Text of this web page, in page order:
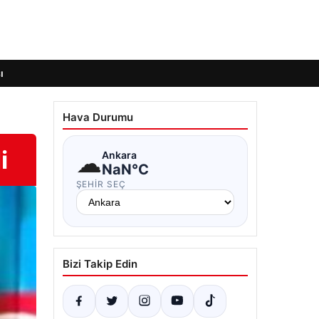
Hava Durumu
☁Ankara
NaN°C
ŞEHIR SEÇ
Bizi Takip Edin